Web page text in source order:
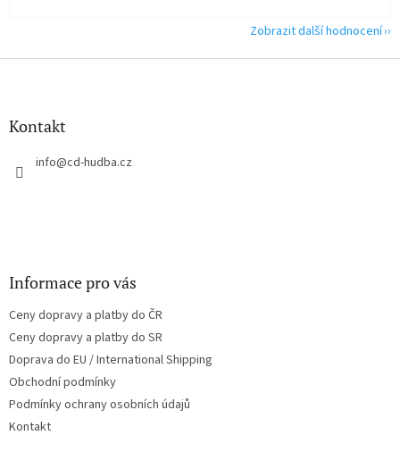
Zobrazit další hodnocení
Z
Kontakt
info@cd-hudba.cz
Informace pro vás
Ceny dopravy a platby do ČR
Ceny dopravy a platby do SR
Doprava do EU / International Shipping
Obchodní podmínky
Podmínky ochrany osobních údajů
Kontakt